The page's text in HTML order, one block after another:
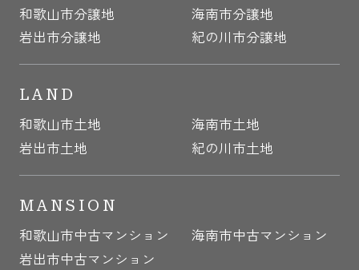
和歌山市分譲地
海南市分譲地
岩出市分譲地
紀の川市分譲地
LAND
和歌山市土地
海南市土地
岩出市土地
紀の川市土地
MANSION
和歌山市中古マンション
海南市中古マンション
岩出市中古マンション